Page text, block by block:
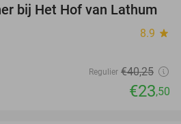
42%
bij Het Hof van Lathum
8.9 star
Regulier €40,25
€23,50